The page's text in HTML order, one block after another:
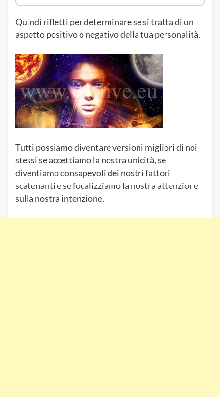
Quindi rifletti per determinare se si tratta di un
aspetto positivo o negativo della tua personalità.
Tutti possiamo diventare versioni migliori di noi
stessi se accettiamo la nostra unicità, se
diventiamo consapevoli dei nostri fattori
scatenanti e se focalizziamo la nostra attenzione
sulla nostra intenzione.